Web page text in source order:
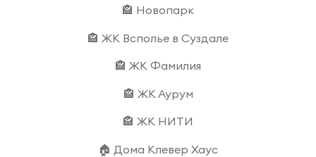
🏤 Новопарк
🏤 ЖК Всполье в Суздале
🏤 ЖК Фамилия
🏤 ЖК Аурум
🏤 ЖК НИТИ
🏠 Дома Клевер Хаус